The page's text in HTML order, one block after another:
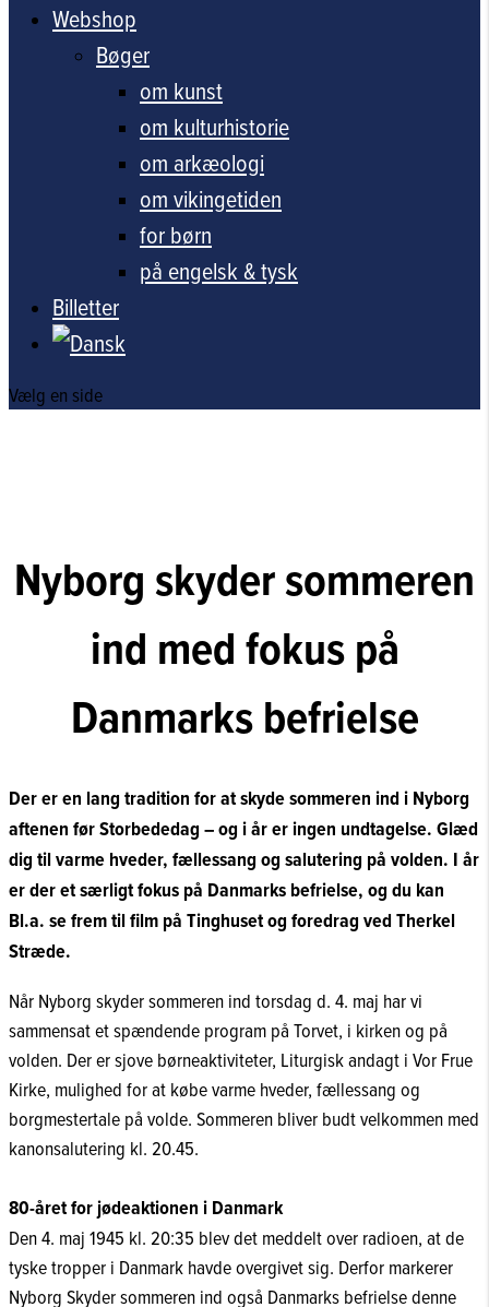
Webshop
Bøger
om kunst
om kulturhistorie
om arkæologi
om vikingetiden
for børn
på engelsk & tysk
Billetter
Vælg en side
Nyborg skyder sommeren
ind med fokus på
Danmarks befrielse
Der er en lang tradition for at skyde sommeren ind i Nyborg
aftenen før Storbededag – og i år er ingen undtagelse. Glæd
dig til varme hveder, fællessang og salutering på volden. I år
er der et særligt fokus på Danmarks befrielse, og du kan
Bl.a. se frem til film på Tinghuset og foredrag ved Therkel
Stræde.
Når Nyborg skyder sommeren ind torsdag d. 4. maj har vi
sammensat et spændende program på Torvet, i kirken og på
volden. Der er sjove børneaktiviteter, Liturgisk andagt i Vor Frue
Kirke, mulighed for at købe varme hveder, fællessang og
borgmestertale på volde. Sommeren bliver budt velkommen med
kanonsalutering kl. 20.45.
80-året for jødeaktionen i Danmark
Den 4. maj 1945 kl. 20:35 blev det meddelt over radioen, at de
tyske tropper i Danmark havde overgivet sig. Derfor markerer
Nyborg Skyder sommeren ind også Danmarks befrielse denne